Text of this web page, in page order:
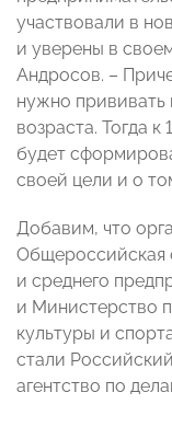
участвовали в
и уверены в
Андросов. –
нужно
возраста. Тогда
будет
своей цели и о
Добавим, что
Общероссийская
и среднего
и Министерство
культуры и
стали
агентство по